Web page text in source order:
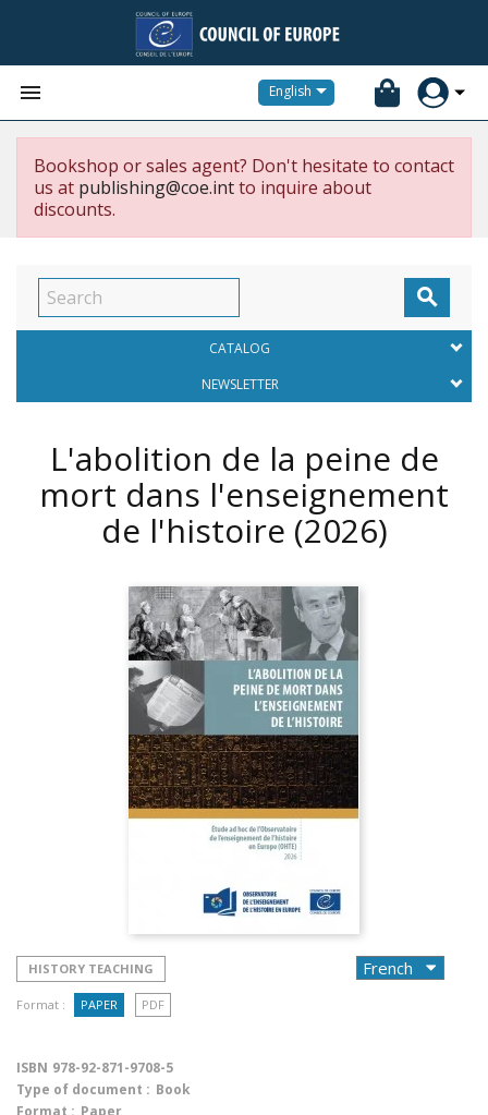
 English
Bookshop or sales agent? Don't hesitate to contact
us at publishing@coe.intto inquire about
discounts.

CATALOG
NEWSLETTER
L'abolition de la peine de
mort dans l'enseignement
de l'histoire (2026)
HISTORY TEACHING
Format : PAPER PDF
ISBN 978-92-871-9708-5
Type of document : Book
Format : Paper